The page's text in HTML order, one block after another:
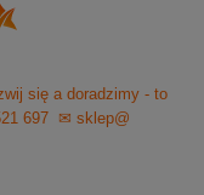
się a doradzimy - to
697
✉ sklep@